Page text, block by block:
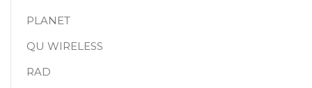
PLANET
QU WIRELESS
RAD